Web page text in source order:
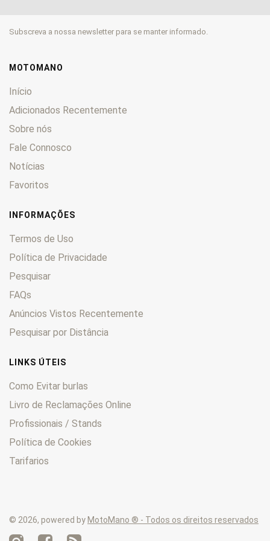
907 0
944 0
998
999 0
1000
1098 0
1198
1199 Panigale
Desert X 0
GT 0
Hypermotard 0
Hyperstrada
MH 0
Monster 0
S 0
Sport 0
SS 0
ST 0
Streetfighter
Subscreva a nossa newsletter para se manter informado.
MOTOMANO
Início
Adicionados Recentemente
Sobre nós
Fale Connosco
Notícias
Favoritos
INFORMAÇÕES
Termos de Uso
Política de Privacidade
Pesquisar
FAQs
Anúncios Vistos Recentemente
Pesquisar por Distância
LINKS ÚTEIS
Como Evitar burlas
Livro de Reclamações Online
Profissionais / Stands
Política de Cookies
Tarifarios
© 2026, powered by MotoMano ® - Todos os direitos reservados